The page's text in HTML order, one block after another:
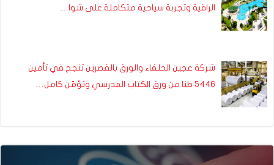
الراقية وتجربة سياحية متكاملة على شوا…
شركة عجين الحلفاء والورق بالقصرين تنجح في تأمين
5446 طنا من ورق الكتاب المدرسي وتؤمّن كامل…